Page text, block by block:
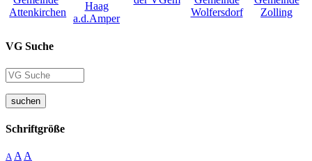
VG Suche
suchen
Schriftgröße
A A A